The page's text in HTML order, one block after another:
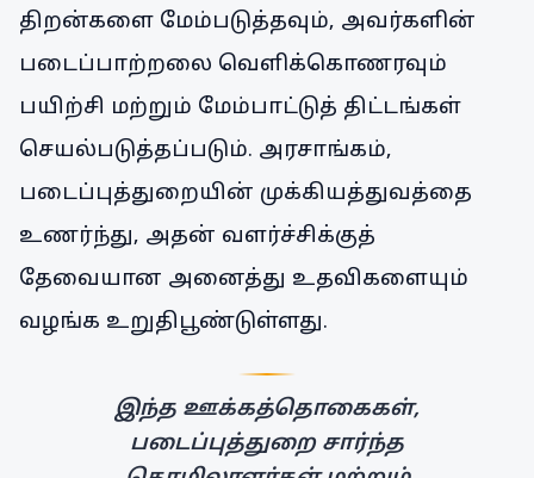
திறன்களை மேம்படுத்தவும், அவர்களின்
படைப்பாற்றலை வெளிக்கொணரவும்
பயிற்சி மற்றும் மேம்பாட்டுத் திட்டங்கள்
செயல்படுத்தப்படும். அரசாங்கம்,
படைப்புத்துறையின் முக்கியத்துவத்தை
உணர்ந்து, அதன் வளர்ச்சிக்குத்
தேவையான அனைத்து உதவிகளையும்
வழங்க உறுதிபூண்டுள்ளது.
இந்த ஊக்கத்தொகைகள்,
படைப்புத்துறை சார்ந்த